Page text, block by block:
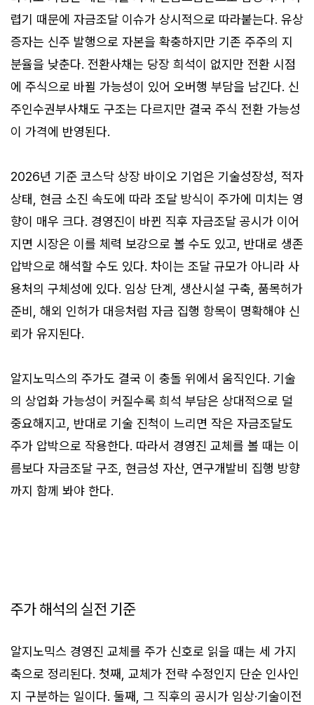
렵기 때문에 자금조달 이슈가 상시적으로 따라붙는다. 유상
증자는 신주 발행으로 자본을 확충하지만 기존 주주의 지
분율을 낮춘다. 전환사채는 당장 희석이 없지만 전환 시점
에 주식으로 바뀔 가능성이 있어 오버행 부담을 남긴다. 신
주인수권부사채도 구조는 다르지만 결국 주식 전환 가능성
이 가격에 반영된다.
2026년 기준 코스닥 상장 바이오 기업은 기술성장성, 적자
상태, 현금 소진 속도에 따라 조달 방식이 주가에 미치는 영
향이 매우 크다. 경영진이 바뀐 직후 자금조달 공시가 이어
지면 시장은 이를 체력 보강으로 볼 수도 있고, 반대로 생존
압박으로 해석할 수도 있다. 차이는 조달 규모가 아니라 사
용처의 구체성에 있다. 임상 단계, 생산시설 구축, 품목허가
준비, 해외 인허가 대응처럼 자금 집행 항목이 명확해야 신
뢰가 유지된다.
알지노믹스의 주가도 결국 이 충돌 위에서 움직인다. 기술
의 상업화 가능성이 커질수록 희석 부담은 상대적으로 덜
중요해지고, 반대로 기술 진척이 느리면 작은 자금조달도
주가 압박으로 작용한다. 따라서 경영진 교체를 볼 때는 이
름보다 자금조달 구조, 현금성 자산, 연구개발비 집행 방향
까지 함께 봐야 한다.
주가 해석의 실전 기준
알지노믹스 경영진 교체를 주가 신호로 읽을 때는 세 가지
축으로 정리된다. 첫째, 교체가 전략 수정인지 단순 인사인
지 구분하는 일이다. 둘째, 그 직후의 공시가 임상·기술이전